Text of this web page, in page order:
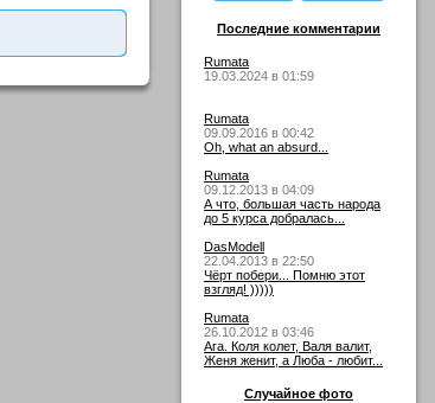
Последние комментарии
Rumata
19.03.2024 в 01:59
Rumata
09.09.2016 в 00:42
Oh, what an absurd...
Rumata
09.12.2013 в 04:09
А что, большая часть народа
до 5 курса добралась...
DasModell
22.04.2013 в 22:50
Чёрт побери... Помню этот
взгляд! )))))
Rumata
26.10.2012 в 03:46
Ага. Коля колет, Валя валит,
Женя женит, а Люба - любит...
Случайное фото